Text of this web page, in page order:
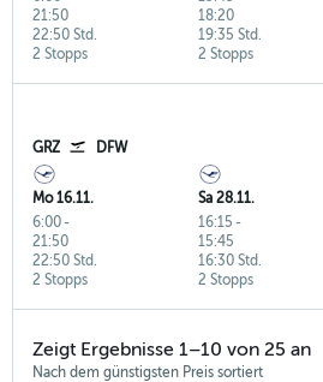
21:50
2 Stopps
22:50 Std.
18:20
2 Stopps
19:35 Std.
GRZ DFW
Mo 16.11.
6:00-
21:50
2 Stopps
22:50 Std.
Sa 28.11.
16:15 -
15:45
2 Stopps
16:30 Std.
Zeigt Ergebnisse 1–10 von 25 an
Nach dem günstigsten Preis sortiert